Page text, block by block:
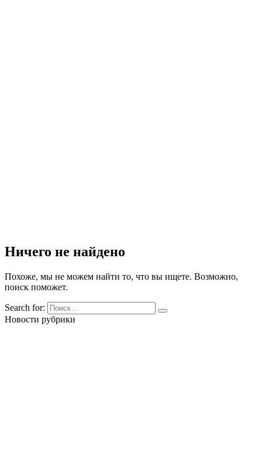
Ничего не найдено
Похоже, мы не можем найти то, что вы ищете. Возможно,
поиск поможет.
Search for:
Новости рубрики